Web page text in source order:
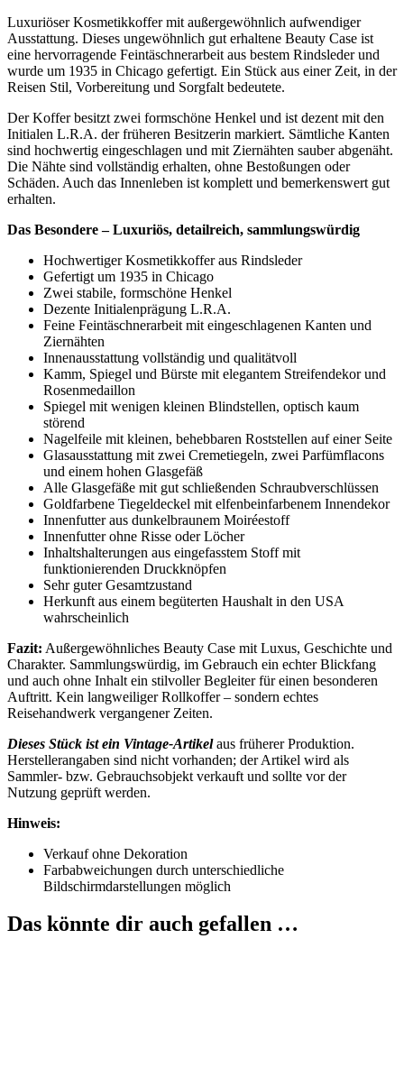
Luxuriöser Kosmetikkoffer mit außergewöhnlich aufwendiger
Ausstattung. Dieses ungewöhnlich gut erhaltene Beauty Case ist
eine hervorragende Feintäschnerarbeit aus bestem Rindsleder und
wurde um 1935 in Chicago gefertigt. Ein Stück aus einer Zeit, in der
Reisen Stil, Vorbereitung und Sorgfalt bedeutete.
Der Koffer besitzt zwei formschöne Henkel und ist dezent mit den
Initialen L.R.A. der früheren Besitzerin markiert. Sämtliche Kanten
sind hochwertig eingeschlagen und mit Ziernähten sauber abgenäht.
Die Nähte sind vollständig erhalten, ohne Bestoßungen oder
Schäden. Auch das Innenleben ist komplett und bemerkenswert gut
erhalten.
Das Besondere – Luxuriös, detailreich, sammlungswürdig
Hochwertiger Kosmetikkoffer aus Rindsleder
Gefertigt um 1935 in Chicago
Zwei stabile, formschöne Henkel
Dezente Initialenprägung L.R.A.
Feine Feintäschnerarbeit mit eingeschlagenen Kanten und
Ziernähten
Innenausstattung vollständig und qualitätvoll
Kamm, Spiegel und Bürste mit elegantem Streifendekor und
Rosenmedaillon
Spiegel mit wenigen kleinen Blindstellen, optisch kaum
störend
Nagelfeile mit kleinen, behebbaren Roststellen auf einer Seite
Glasausstattung mit zwei Cremetiegeln, zwei Parfümflacons
und einem hohen Glasgefäß
Alle Glasgefäße mit gut schließenden Schraubverschlüssen
Goldfarbene Tiegeldeckel mit elfenbeinfarbenem Innendekor
Innenfutter aus dunkelbraunem Moiréestoff
Innenfutter ohne Risse oder Löcher
Inhaltshalterungen aus eingefasstem Stoff mit
funktionierenden Druckknöpfen
Sehr guter Gesamtzustand
Herkunft aus einem begüterten Haushalt in den USA
wahrscheinlich
Fazit: Außergewöhnliches Beauty Case mit Luxus, Geschichte und
Charakter. Sammlungswürdig, im Gebrauch ein echter Blickfang
und auch ohne Inhalt ein stilvoller Begleiter für einen besonderen
Auftritt. Kein langweiliger Rollkoffer – sondern echtes
Reisehandwerk vergangener Zeiten.
Dieses Stück ist ein Vintage-Artikelaus früherer Produktion.
Herstellerangaben sind nicht vorhanden; der Artikel wird als
Sammler- bzw. Gebrauchsobjekt verkauft und sollte vor der
Nutzung geprüft werden.
Hinweis:
Verkauf ohne Dekoration
Farbabweichungen durch unterschiedliche
Bildschirmdarstellungen möglich
Das könnte dir auch gefallen …